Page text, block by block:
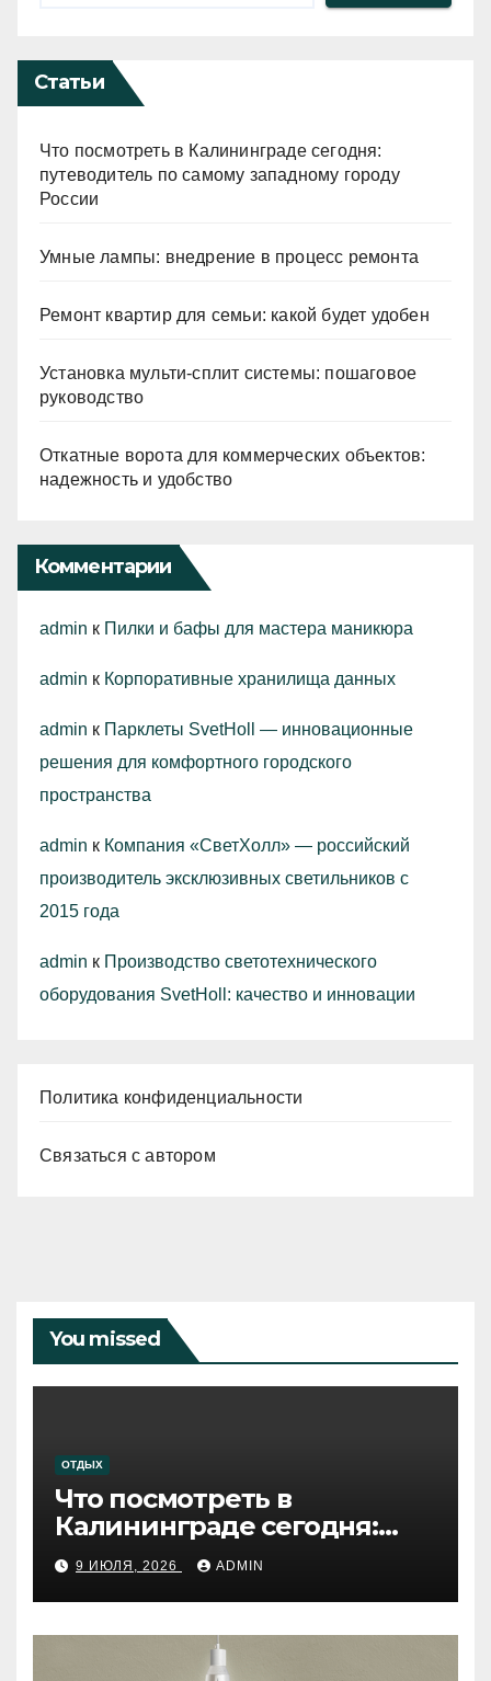
Статьи
Что посмотреть в Калининграде сегодня:
путеводитель по самому западному городу
России
Умные лампы: внедрение в процесс ремонта
Ремонт квартир для семьи: какой будет удобен
Установка мульти-сплит системы: пошаговое
руководство
Откатные ворота для коммерческих объектов:
надежность и удобство
Комментарии
admin к Пилки и бафы для мастера маникюра
admin к Корпоративные хранилища данных
admin к Парклеты SvetHoll — инновационные
решения для комфортного городского
пространства
admin к Компания «СветХолл» — российский
производитель эксклюзивных светильников с
2015 года
admin к Производство светотехнического
оборудования SvetHoll: качество и инновации
Политика конфиденциальности
Связаться с автором
You missed
ОТДЫХ
Что посмотреть в
Калининграде сегодня:
путеводитель по самому
западному городу России
9 ИЮЛЯ, 2026 ADMIN